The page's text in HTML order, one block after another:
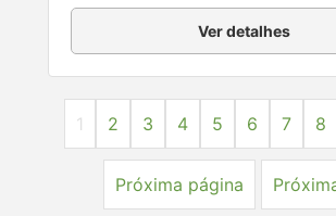
Ver detalhes
1 2 3 4 5 6 7 8
Próxima página